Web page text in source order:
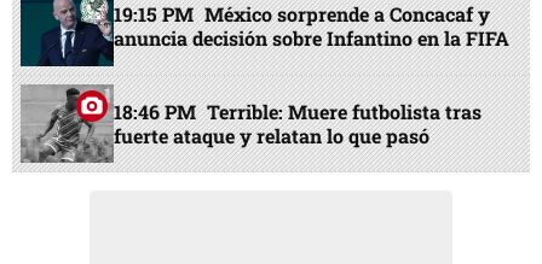
19:15 PM México sorprende a Concacaf y
anuncia decisión sobre Infantino en la FIFA
18:46 PM Terrible: Muere futbolista tras
fuerte ataque y relatan lo que pasó